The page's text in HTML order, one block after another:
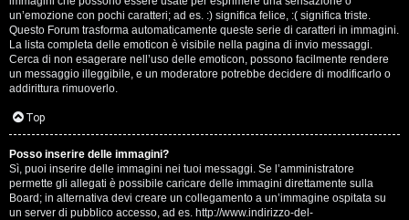
un’emozione con pochi caratteri; ad es. :) significa felice, :( significa triste.
Questo Forum trasforma automaticamente queste serie di caratteri in immagini.
La lista completa delle emoticon è visibile nella pagina di invio messaggi.
Cerca di non esagerare nell’uso delle emoticon, possono facilmente rendere
un messaggio illeggibile, e un moderatore potrebbe decidere di modificarlo o
addirittura rimuoverlo.
Top
Posso inserire delle immagini?
Sì, puoi inserire delle immagini nei tuoi messaggi. Se l’amministratore
permette gli allegati è possibile caricare delle immagini direttamente sulla
Board; in alternativa devi creare un collegamento a un’immagine ospitata su
un server di pubblico accesso, ad es. http://www.indirizzo-del-
e
s
s
i
o
n
i